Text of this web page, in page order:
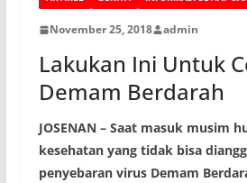
November 25, 2018 admin
Lakukan Ini Untuk
Demam Berdarah
JOSENAN – Saat masuk musim
kesehatan yang tidak bisa
penyebaran virus Demam